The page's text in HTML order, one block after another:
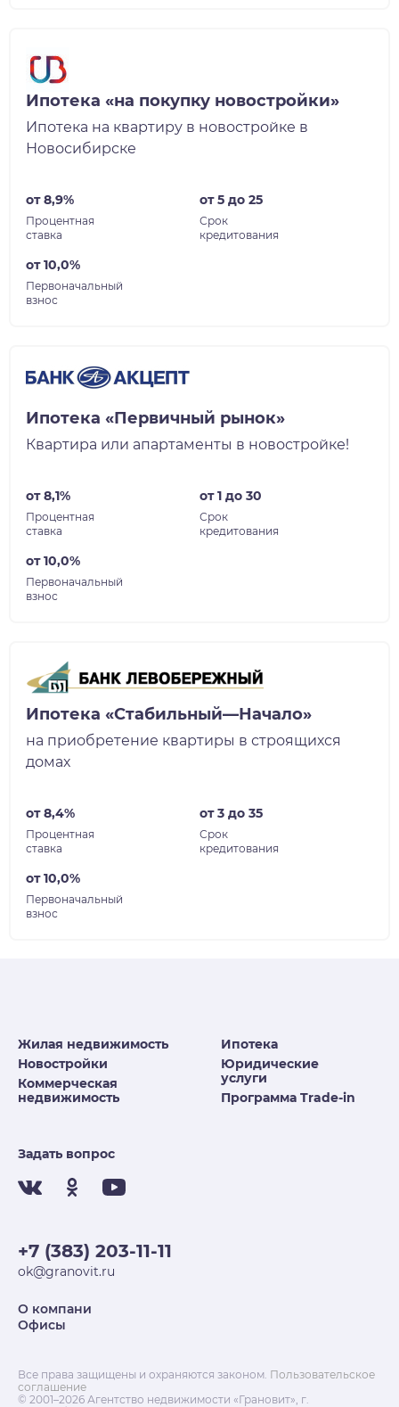
Ипотека «на покупку новостройки»
Ипотека на квартиру в новостройке в
Новосибирске
от 8,9%
Процентная
ставка
от 5 до 25
Срок
кредитования
от 10,0%
Первоначальный
взнос
Ипотека «Первичный рынок»
Квартира или апартаменты в новостройке!
от 8,1%
Процентная
ставка
от 1 до 30
Срок
кредитования
от 10,0%
Первоначальный
взнос
Ипотека «Стабильный—Начало»
на приобретение квартиры в строящихся
домах
от 8,4%
Процентная
ставка
от 3 до 35
Срок
кредитования
от 10,0%
Первоначальный
взнос
Жилая недвижимость
Новостройки
Коммерческая
недвижимость
Ипотека
Юридические
услуги
Программа Trade-in
Задать вопрос
+7 (383) 203-11-11
ok@granovit.ru
О компани
Офисы
Все права защищены и охраняются законом. Пользовательское
соглашение
© 2001–2026 Агентство недвижимости «Грановит», г.